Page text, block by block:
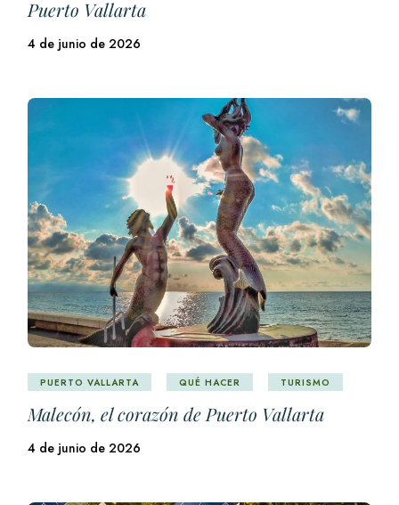
Puerto Vallarta
4 de junio de 2026
PUERTO VALLARTA QUÉ HACER TURISMO
Malecón, el corazón de Puerto Vallarta
4 de junio de 2026